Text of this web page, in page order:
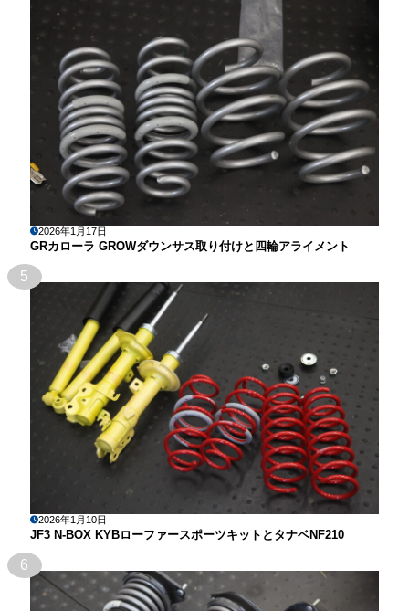
2026年1月17日
GRカローラ GROWダウンサス取り付けと四輪アライメント
5
2026年1月10日
JF3 N-BOX KYBローファースポーツキットとタナベNF210
6